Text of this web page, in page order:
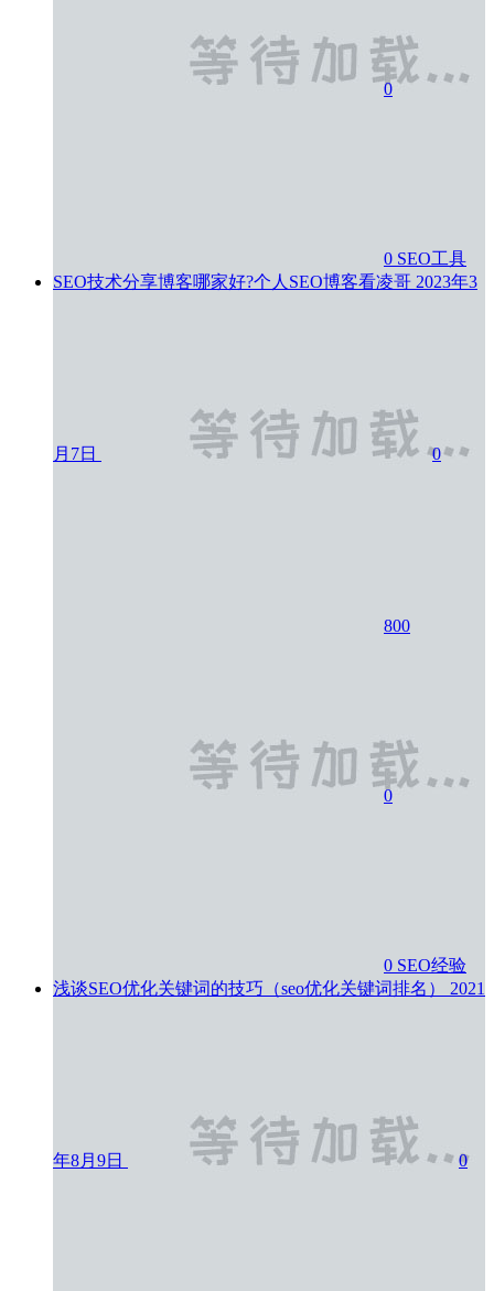
0
0 SEO工具
SEO技术分享博客哪家好?个人SEO博客看凌哥 2023年3
月7日 0
800
0
0 SEO经验
浅谈SEO优化关键词的技巧（seo优化关键词排名） 2021
年8月9日 0